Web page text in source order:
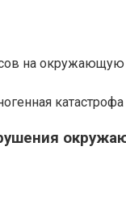
на
катастрофа